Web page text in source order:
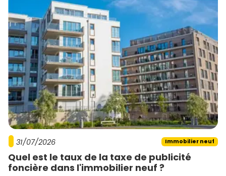
31/07/2026 Immobilier neuf
Quel est le taux de la taxe de publicité
foncière dans l'immobilier neuf ?